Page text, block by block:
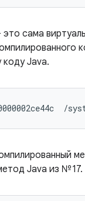
сама
коду Java.
Java из №17.